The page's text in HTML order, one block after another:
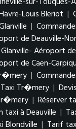
Louis Bleriot |
|
de Deauville-
Aéroport
de Caen-
|
Taxi Tr�mery |
| Réserver
taxi à Deauville |
Blondville | Tarif